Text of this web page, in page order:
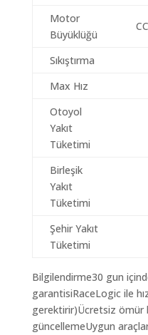
Motor
Büyüklüğü
CC
Sıkıştırma
Max Hız
Otoyol
Yakıt
Tüketimi
Birleşik
Yakıt
Tüketimi
Şehir Yakıt
Tüketimi
Bilgilendirme30 gun
garantisiRaceLogic ile
gerektirir)Ücretsiz ömür
güncellemeUygun